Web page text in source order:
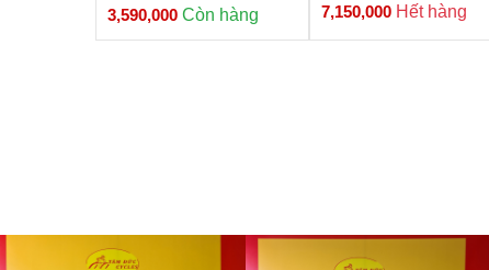
3,590,000 Còn hàng
7,150,000 Hết hàng